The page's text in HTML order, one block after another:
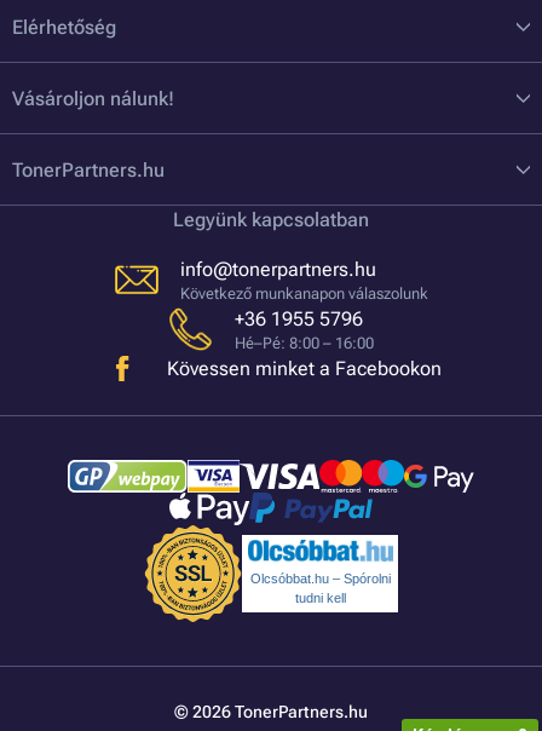
Elérhetőség
Vásároljon nálunk!
TonerPartners.hu
Legyünk kapcsolatban
info@tonerpartners.hu
Következő munkanapon válaszolunk
+36 1955 5796
Hé–Pé: 8:00 – 16:00
Kövessen minket a Facebookon
Olcsóbbat.hu – Spórolni
tudni kell
© 2026 TonerPartners.hu